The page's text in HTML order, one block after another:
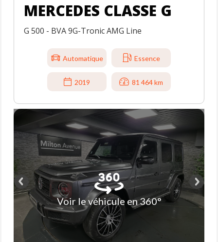
MERCEDES CLASSE G
G 500 - BVA 9G-Tronic AMG Line
Automatique Essence
2019 81 464 km
Voir le véhicule en 360°